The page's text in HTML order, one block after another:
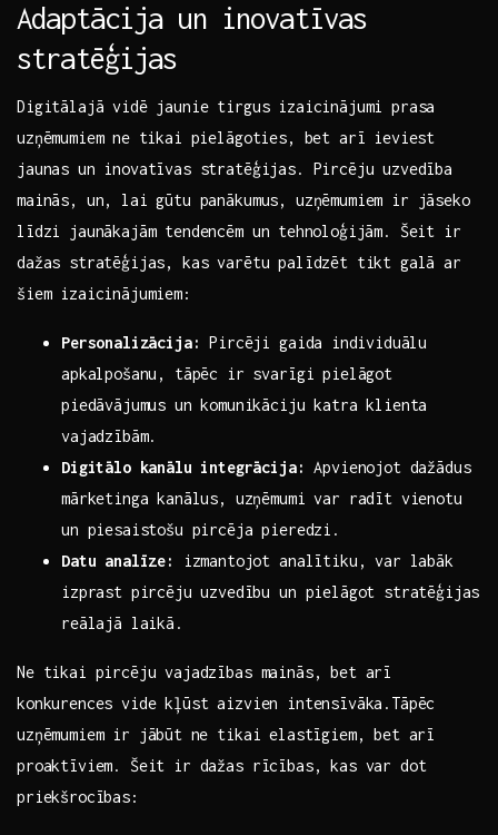
Adaptācija un inovatīvas
stratēģijas
Digitālajā vidē jaunie tirgus izaicinājumi prasa
uzņēmumiem ne⁤ tikai​ pielāgoties, bet arī ieviest
jaunas un inovatīvas stratēģijas. Pircēju uzvedība
mainās, un, lai gūtu panākumus, uzņēmumiem ‌ir jāseko
līdzi jaunākajām tendencēm un⁢ tehnoloģijām. Šeit ir
dažas stratēģijas, kas varētu palīdzēt tikt galā ar
‍šiem izaicinājumiem:
Personalizācija: Pircēji gaida ⁢individuālu
apkalpošanu, tāpēc ir svarīgi pielāgot
piedāvājumus un komunikāciju katra klienta
vajadzībām.
Digitālo kanālu integrācija: Apvienojot ‍dažādus
mārketinga kanālus, uzņēmumi var radīt vienotu
un piesaistošu pircēja pieredzi.
Datu analīze:
izmantojot analītiku, var labāk
izprast pircēju ‌uzvedību ​un pielāgot stratēģijas
reālajā laikā.
Ne tikai pircēju vajadzības mainās, bet arī
konkurences vide kļūst aizvien intensīvāka.Tāpēc
uzņēmumiem ir jābūt ⁢ne tikai elastīgiem, bet arī
proaktīviem. Šeit ir dažas rīcības, kas‌ var dot
priekšrocības: